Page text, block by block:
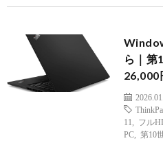
ら｜第
26,000
11
フル
PC, 第10